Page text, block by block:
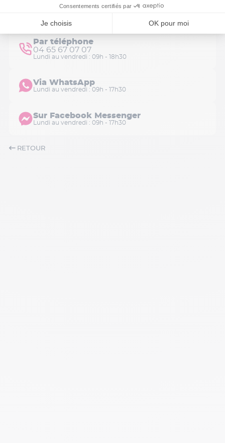
Par téléphone
04 65 67 07 07
Lundi au vendredi : 09h - 18h30
Via WhatsApp
Lundi au vendredi : 09h - 17h30
Sur Facebook Messenger
Lundi au vendredi : 09h - 17h30
RETOUR